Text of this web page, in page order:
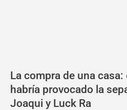
La compra de una
habría provocado la
Joaqui y Luck Ra